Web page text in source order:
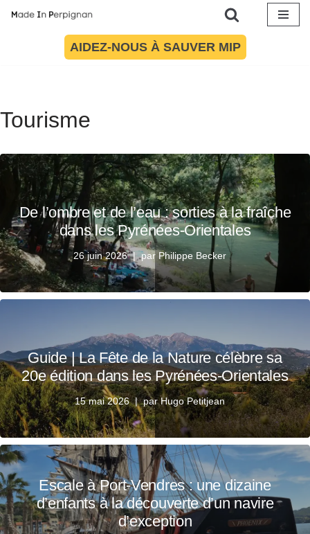
AIDEZ-NOUS À SAUVER MIP
Tourisme
De l’ombre et de l’eau : sorties à la fraîche
dans les Pyrénées-Orientales
26 juin 2026 par Philippe Becker
Guide | La Fête de la Nature célèbre sa
20e édition dans les Pyrénées-Orientales
15 mai 2026 parHugo Petitjean
Escale à Port-Vendres : une dizaine
d’enfants à la découverte d’un navire
d’exception